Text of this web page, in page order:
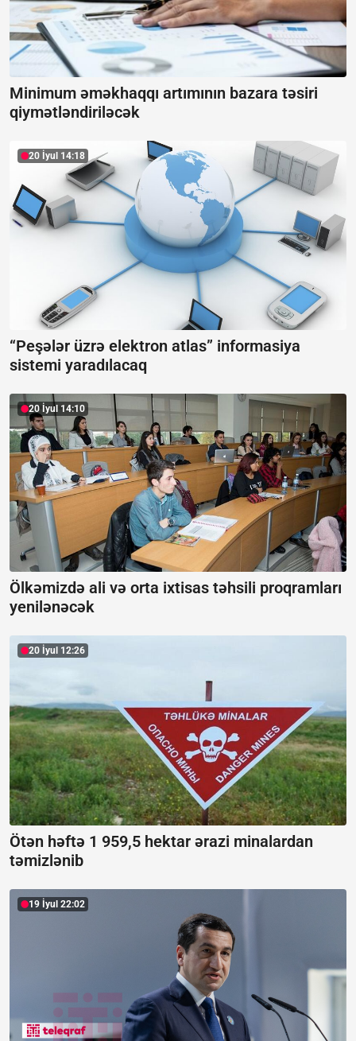
Minimum əməkhaqqı artımının bazara təsiri
qiymətləndiriləcək
20 İyul 14:18
“Peşələr üzrə elektron atlas” informasiya
sistemi yaradılacaq
20 İyul 14:10
Ölkəmizdə ali və orta ixtisas təhsili proqramları
yenilənəcək
20 İyul 12:26
Ötən həftə 1 959,5 hektar ərazi minalardan
təmizlənib
19 İyul 22:02